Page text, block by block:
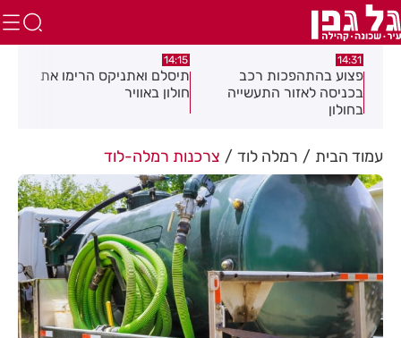
14:31
פצוע בהתהפכות רכב
בכניסה לאזור התעשייה
בחולון
14:15
תיסלם ואתניקס הרימו את
חולון באוויר
עמוד הבית רמלה לוד צרכנות רמלה-לוד